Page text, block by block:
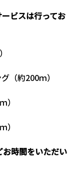
ビスは行ってお
（約200ｍ）
）
）
時間をいただい